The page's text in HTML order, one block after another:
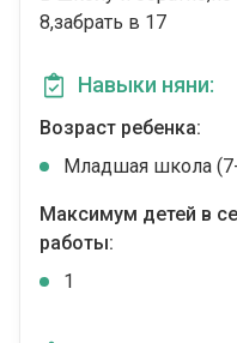
8,забрать в 17
Навыки няни:
Возраст ребенка:
Младшая школа
Максимум детей в
работы:
1